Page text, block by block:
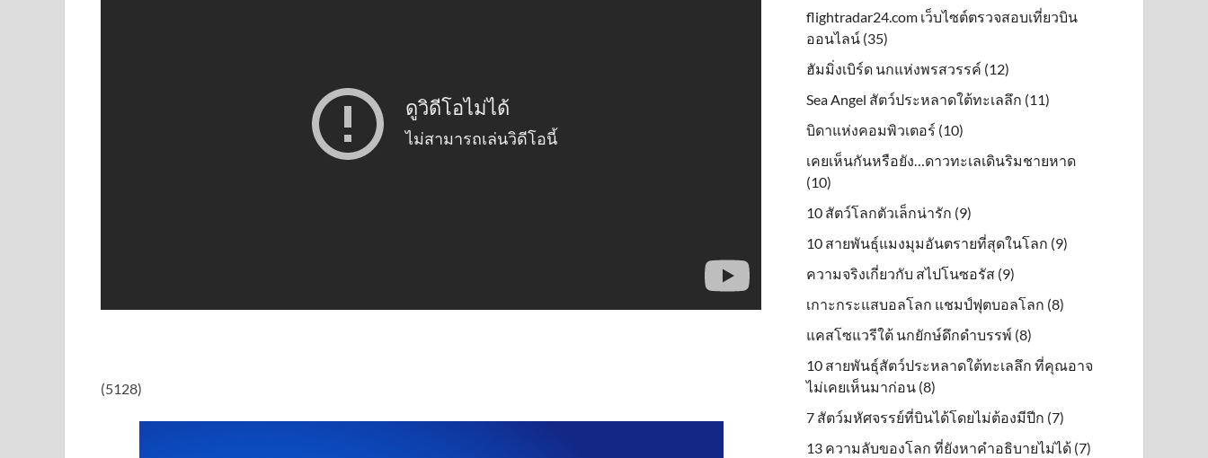
(5128)
flightradar24.com เว็บไซต์ตรวจสอบเที่ยวบิน
ออนไลน์ (35)
ฮัมมิ่งเบิร์ด นกแห่งพรสวรรค์ (12)
Sea Angel สัตว์ประหลาดใต้ทะเลลึก (11)
บิดาแห่งคอมพิวเตอร์ (10)
เคยเห็นกันหรือยัง…ดาวทะเลเดินริมชายหาด
(10)
10 สัตว์โลกตัวเล็กน่ารัก (9)
10 สายพันธุ์แมงมุมอันตรายที่สุดในโลก (9)
ความจริงเกี่ยวกับ สไปโนซอรัส (9)
เกาะกระแสบอลโลก แชมป์ฟุตบอลโลก (8)
แคสโซแวรีใต้ นกยักษ์ดึกดําบรรพ์ (8)
10 สายพันธุ์สัตว์ประหลาดใต้ทะเลลึก ที่คุณอาจ
ไม่เคยเห็นมาก่อน (8)
7 สัตว์มหัศจรรย์ที่บินได้โดยไม่ต้องมีปีก (7)
13 ความลับของโลก ที่ยังหาคำอธิบายไม่ได้ (7)